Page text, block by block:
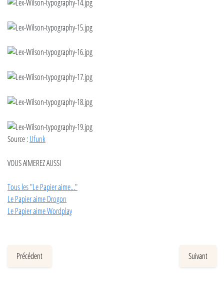
Source :Ufunk
VOUS AIMEREZ AUSSI
Tous les "Le Papier aime..."
Le Papier aime Drogon
Le Papier aime Wordplay
Précédent Suivant